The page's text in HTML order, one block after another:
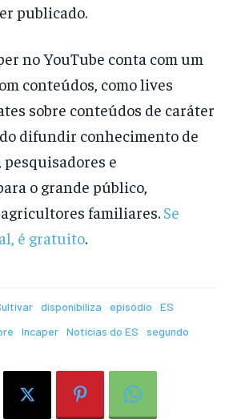
publicado.
no YouTube conta com um
conteúdos, como lives
sobre conteúdos de caráter
difundir conhecimento de
e
o grande público,
familiares. Se
é gratuito.
disponibiliza episódio
ES
Incaper Notícias do ES
segundo